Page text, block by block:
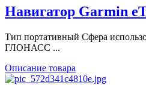
Навигатор Garmin
Тип портативный Сфера
ГЛОНАСС ...
Описание товара